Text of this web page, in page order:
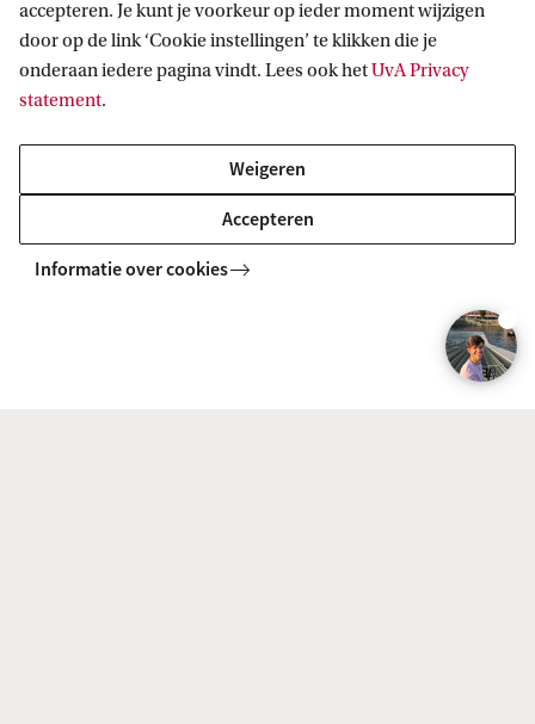
APR
12
Proefstuderen: 12 t/m 21 april
practicum of werkgroep bij een studie van
je keuze.
Zoek je nog bevestiging of de
studie van jouw interesse de
juiste keuze is, of twijfel je nog
tussen twee studies? Kom dan
accepteren. Je kunt je voorkeur op ieder moment wijzigen
door op de link ‘Cookie instellingen’ te klikken die je
onderaan iedere pagina vindt. Lees ook hetUvA Privacy
statement.
Weigeren
Accepteren
Informatie over cookies